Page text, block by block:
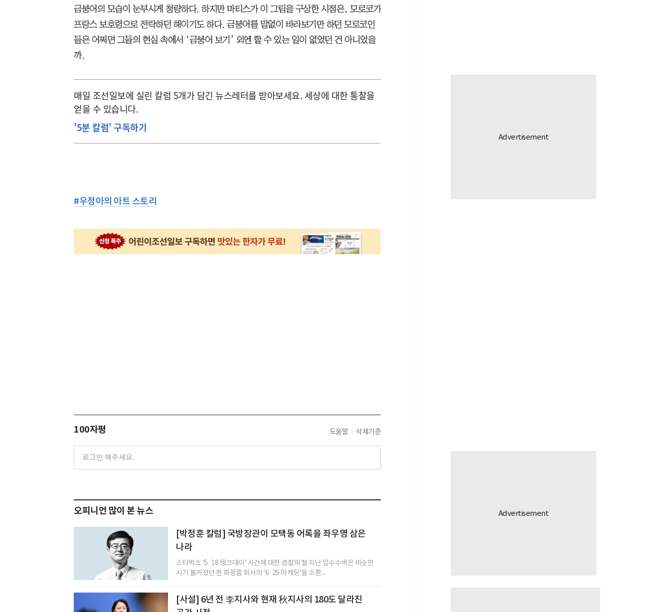
금붕어의 모습이 눈부시게 청량하다. 하지만 마티스가 이 그림을 구상한 시점은, 모로코가
프랑스 보호령으로 전락하던 해이기도 하다. 금붕어를 말없이 바라보기만 하던 모로코인
들은 어쩌면 그들의 현실 속에서 ‘금붕어 보기’ 외엔 할 수 있는 일이 없었던 건 아니었을
까.
매일 조선일보에 실린 칼럼 5개가 담긴 뉴스레터를 받아보세요. 세상에 대한 통찰을
얻을 수 있습니다.
'5분 칼럼' 구독하기
#우정아의 아트 스토리
100자평 도움말 삭제기준
오피니언 많이 본 뉴스
[박정훈 칼럼] 국방장관이 모택동 어록을 좌우명 삼은
나라
스타벅스 ‘5·18 탱크데이’ 사건에 대한 경찰의 철 지난 압수수색은 비슷한
시기 불거졌던 한 화장품 회사의 ‘6·25 마케팅’을 소환...
[사설] 6년 전 李지사와 현재 秋지사의 180도 달라진